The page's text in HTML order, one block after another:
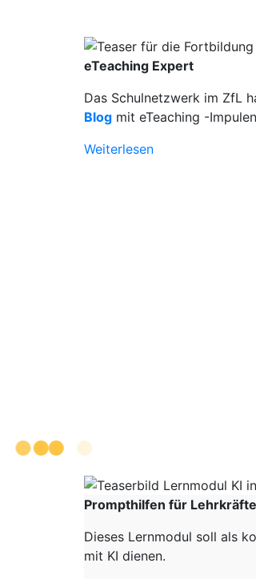
eTeaching Expert
Das Schulnetzwerk im ZfL
Blog mit eTeaching -
Weiterlesen
Prompthilfen für Lehrkräfte
Dieses Lernmodul soll als
mit KI dienen.